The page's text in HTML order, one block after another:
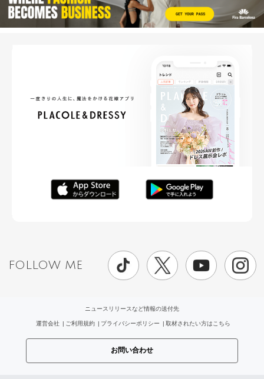
FOLLOW ME
ニュースリリースなど情報の送付先
運営会社 ご利用規約 プライバシーポリシー 取材されたい方はこちら
お問い合わせ